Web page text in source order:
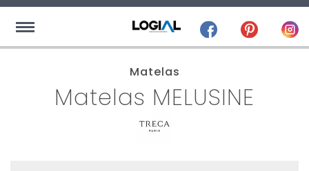
Matelas
Matelas MELUSINE